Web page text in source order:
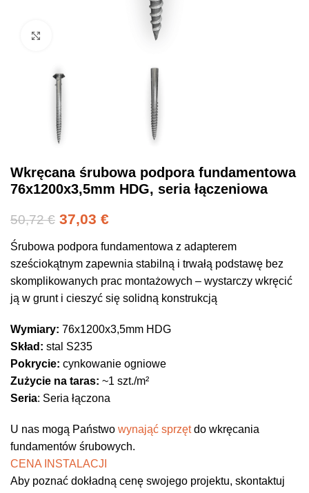
Wkręcana śrubowa podpora fundamentowa
76x1200x3,5mm HDG, seria łączeniowa
50,72€ 37,03 €
Śrubowa podpora fundamentowa z adapterem
sześciokątnym zapewnia stabilną i trwałą podstawę bez
skomplikowanych prac montażowych – wystarczy wkręcić
ją w grunt i cieszyć się solidną konstrukcją
Wymiary: 76x1200x3,5mm HDG
Skład: stal S235
Pokrycie: cynkowanie ogniowe
Zużycie na taras: ~1 szt./m²
Seria: Seria łączona
U nas mogą Państwo wynająć sprzętdo wkręcania
fundamentów śrubowych.
CENA INSTALACJI
Aby poznać dokładną cenę swojego projektu, skontaktuj